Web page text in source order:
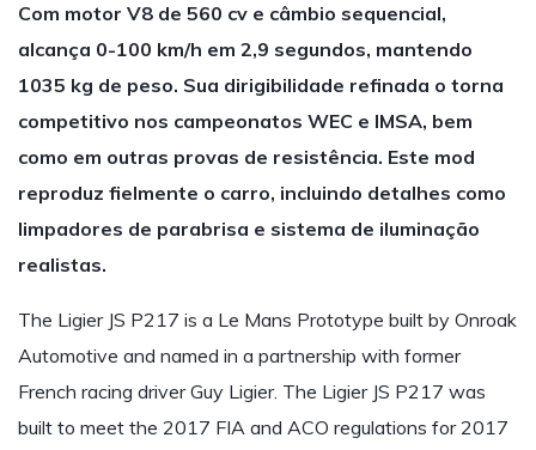
Com motor V8 de 560 cv e câmbio sequencial,
alcança 0-100 km/h em 2,9 segundos, mantendo
1035 kg de peso. Sua dirigibilidade refinada o torna
competitivo nos campeonatos WEC e IMSA, bem
como em outras provas de resistência. Este mod
reproduz fielmente o carro, incluindo detalhes como
limpadores de parabrisa e sistema de iluminação
realistas.
The Ligier JS P217 is a Le Mans Prototype built by Onroak
Automotive and named in a partnership with former
French racing driver Guy Ligier. The Ligier JS P217 was
built to meet the 2017 FIA and ACO regulations for 2017